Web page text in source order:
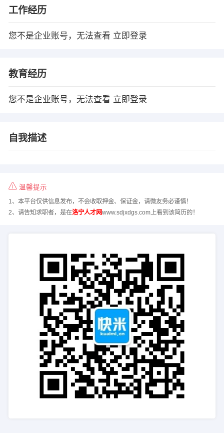
工作经历
您不是企业账号，无法查看 立即登录
教育经历
您不是企业账号，无法查看 立即登录
自我描述
温馨提示
1、本平台仅供信息发布，不会收取押金、保证金，请微友务必谨慎！
2、请告知求职者，是在洛宁人才网www.sdjxdgs.com上看到该简历的！